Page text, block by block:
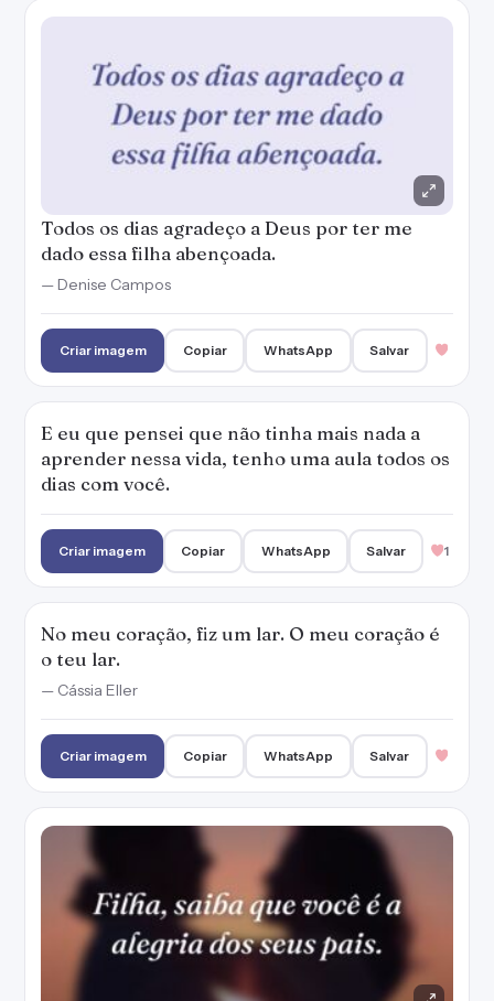
Todos os dias agradeço a Deus por ter me
dado essa filha abençoada.
— Denise Campos
Criar imagem Copiar WhatsApp Salvar
E eu que pensei que não tinha mais nada a
aprender nessa vida, tenho uma aula todos os
dias com você.
Criar imagem Copiar WhatsApp Salvar 1
No meu coração, fiz um lar. O meu coração é
o teu lar.
— Cássia Eller
Criar imagem Copiar WhatsApp Salvar